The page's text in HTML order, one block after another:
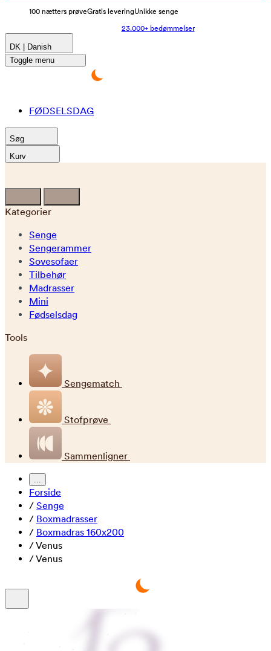
100 nætters prøveGratis leveringUnikke senge
23.000+ bedømmelser
DK | Danish
Toggle menu
FØDSELSDAG
Søg
Kurv
Kategorier
Senge
Sengerammer
Sovesofaer
Tilbehør
Madrasser
Mini
Fødselsdag
Tools
Sengematch
Stofprøve
Sammenligner
...
Forside
/ Senge
/ Boxmadrasser
/ Boxmadras 160x200
/Venus
/Venus